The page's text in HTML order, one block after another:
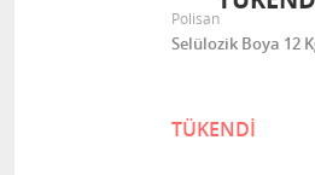
Polisan
Selülozik Boya 12
TÜKENDİ